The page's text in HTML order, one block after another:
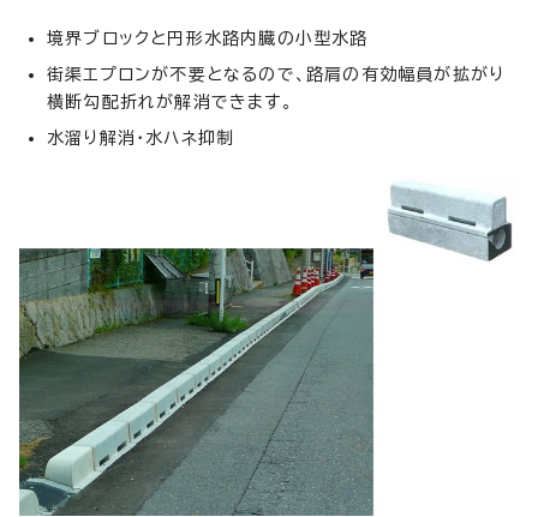
境界ブロックと円形水路内臓の小型水路
街渠エプロンが不要となるので、路肩の有効幅員が拡がり
横断勾配折れが解消できます。
水溜り解消・水ハネ抑制